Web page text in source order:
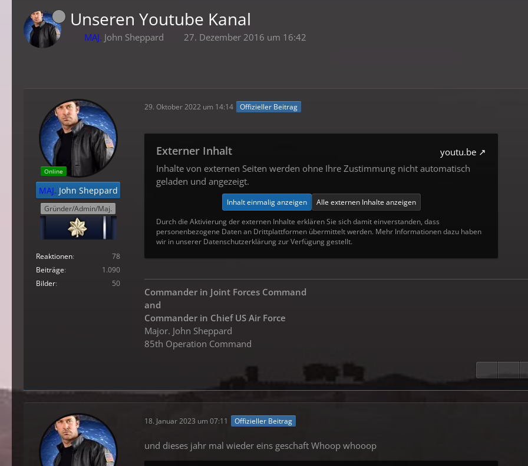
Unseren Youtube Kanal
MAJ. John Sheppard 27. Dezember 2016 um 16:42
Online
MAJ. John Sheppard
Gründer/Admin/Maj.
Reaktionen
78
Beiträge
1.090
Bilder
50
29. Oktober 2022 um 14:14 Offizieller Beitrag
Externer Inhalt
youtu.be
Inhalte von externen Seiten werden ohne Ihre Zustimmung nicht automatisch
geladen und angezeigt.
Inhalt einmalig anzeigen
Alle externen Inhalte anzeigen
Durch die Aktivierung der externen Inhalte erklären Sie sich damit einverstanden, dass
personenbezogene Daten an Drittplattformen übermittelt werden. Mehr Informationen dazu haben
wir in unserer Datenschutzerklärung zur Verfügung gestellt.
Commander in Joint Forces Command
and
Commander in Chief US Air Force
Major. John Sheppard
85th Operation Command
18. Januar 2023 um 07:11 Offizieller Beitrag
und dieses jahr mal wieder eins geschaft Whoop whooop